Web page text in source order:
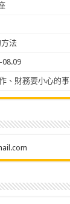
法
、財務要小心的事